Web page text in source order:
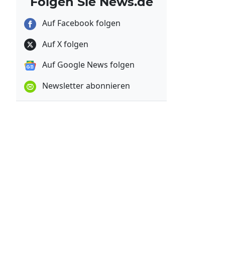
Auf Facebook folgen
Auf X folgen
Auf Google News folgen
Newsletter abonnieren